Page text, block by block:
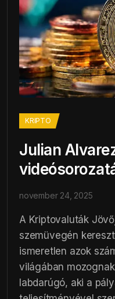
KRIPTO
Julian
november 24, 2025
A Kriptovaluták
szemüvegén
ismeretlen azok
világában
labdarúgó, aki a